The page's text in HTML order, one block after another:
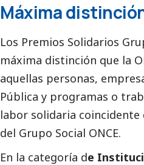
Máxima
Los Premios Solidarios
máxima distinción que la
aquellas personas,
Pública y programas o
labor solidaria coincidente
del Grupo Social ONCE.
En la categoría de